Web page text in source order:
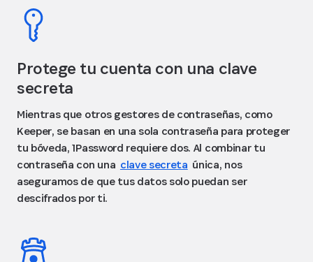
Protege tu cuenta con una clave
secreta
Mientras que otros gestores de contraseñas, como
Keeper, se basan en una sola contraseña para proteger
tu bóveda, 1Password requiere dos. Al combinar tu
contraseña con una clave secreta única, nos
aseguramos de que tus datos solo puedan ser
descifrados por ti.